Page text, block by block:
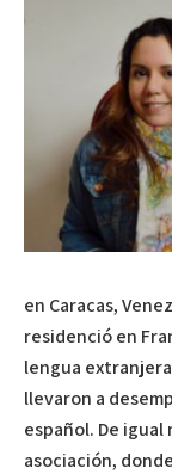
en Caracas,
residenció en
lengua
llevaron a
español. De
asociación,